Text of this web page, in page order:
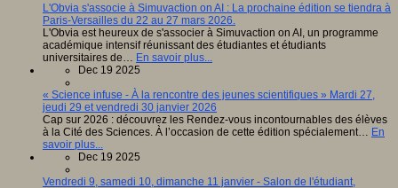
L'Obvia s'associe à Simuvaction on AI : La prochaine édition se tiendra à
Paris-Versailles du 22 au 27 mars 2026.
L'Obvia est heureux de s'associer à Simuvaction on AI, un programme
académique intensif réunissant des étudiantes et étudiants
universitaires de… En savoir plus...
Dec 19 2025
« Science infuse - À la rencontre des jeunes scientifiques » Mardi 27,
jeudi 29 et vendredi 30 janvier 2026
Cap sur 2026 : découvrez les Rendez-vous incontournables des élèves
à la Cité des Sciences. À l’occasion de cette édition spécialement… En
savoir plus...
Dec 19 2025
Vendredi 9, samedi 10, dimanche 11 janvier - Salon de l'étudiant,